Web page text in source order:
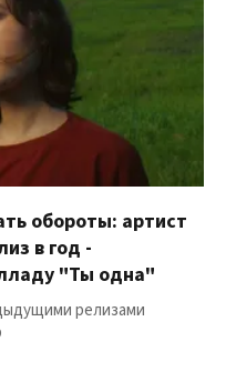
обороты: артист
в год -
"Ты одна"
релизами